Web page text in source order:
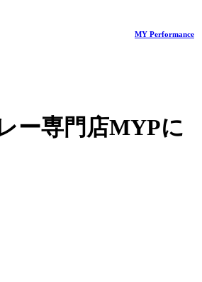
MY Performance
ー専門店MYPに